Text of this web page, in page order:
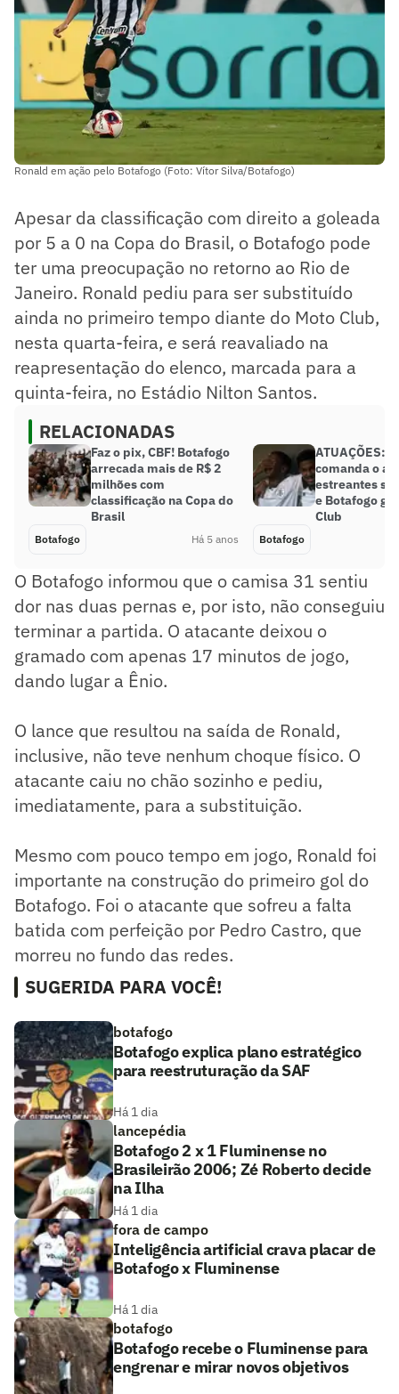
Ronald em ação pelo Botafogo (Foto: Vítor Silva/Botafogo)
Apesar da classificação com direito a goleada
por 5 a 0 na Copa do Brasil, o Botafogo pode
ter uma preocupação no retorno ao Rio de
Janeiro. Ronald pediu para ser substituído
ainda no primeiro tempo diante do Moto Club,
nesta quarta-feira, e será reavaliado na
reapresentação do elenco, marcada para a
quinta-feira, no Estádio Nilton Santos.
RELACIONADAS
Faz o pix, CBF! Botafogo
arrecada mais de R$ 2
milhões com
classificação na Copa do
Brasil
Botafogo Há 5 anos
ATUAÇÕES:
comanda o
estreantes se
e Botafogo
Club
Botafogo
O Botafogo informou que o camisa 31 sentiu
dor nas duas pernas e, por isto, não conseguiu
terminar a partida. O atacante deixou o
gramado com apenas 17 minutos de jogo,
dando lugar a Ênio.
O lance que resultou na saída de Ronald,
inclusive, não teve nenhum choque físico. O
atacante caiu no chão sozinho e pediu,
imediatamente, para a substituição.
Mesmo com pouco tempo em jogo, Ronald foi
importante na construção do primeiro gol do
Botafogo. Foi o atacante que sofreu a falta
batida com perfeição por Pedro Castro, que
morreu no fundo das redes.
SUGERIDA PARA VOCÊ!
botafogo
Botafogo explica plano estratégico
para reestruturação da SAF
Há 1 dia
lancepédia
Botafogo 2 x 1 Fluminense no
Brasileirão 2006; Zé Roberto decide
na Ilha
Há 1 dia
fora de campo
Inteligência artificial crava placar de
Botafogo x Fluminense
Há 1 dia
botafogo
Botafogo recebe o Fluminense para
engrenar e mirar novos objetivos